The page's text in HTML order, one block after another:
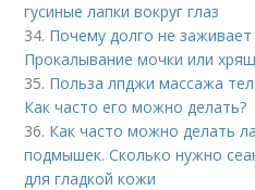
гусиные лапки вокруг глаз
34. Почему долго не заживает
Прокалывание мочки или
35. Польза лпджи массажа
Как часто его можно делать?
36. Как часто можно делать
подмышек. Сколько нужно
для гладкой кожи